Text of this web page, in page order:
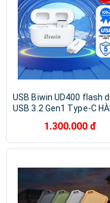
Trezor
Acome
Huawei
USB Biwin UD400 flash
USB 3.2 Gen1 Type-C
1.300.000 đ